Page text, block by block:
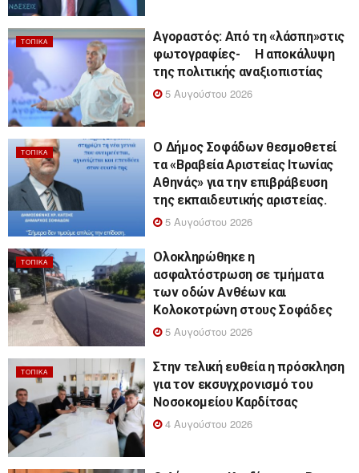
ΤΟΠΙΚΆ
Αγοραστός: Από τη «λάσπη»στις
φωτογραφίες- Η αποκάλυψη
της πολιτικής αναξιοπιστίας
5 Αυγούστου 2026
ΤΟΠΙΚΆ
Ο Δήμος Σοφάδων θεσμοθετεί
τα «Βραβεία Αριστείας Ιτωνίας
Αθηνάς» για την επιβράβευση
της εκπαιδευτικής αριστείας.
5 Αυγούστου 2026
ΤΟΠΙΚΆ
Ολοκληρώθηκε η
ασφαλτόστρωση σε τμήματα
των οδών Ανθέων και
Κολοκοτρώνη στους Σοφάδες
5 Αυγούστου 2026
ΤΟΠΙΚΆ
Στην τελική ευθεία η πρόσκληση
για τον εκσυγχρονισμό του
Νοσοκομείου Καρδίτσας
4 Αυγούστου 2026